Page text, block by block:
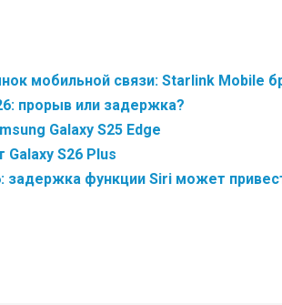
мобильной связи: Starlink Mobile
прорыв или задержка?
Galaxy S25 Edge
S26 Plus
задержка функции Siri может